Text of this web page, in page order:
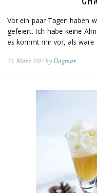
Vor ein paar Tagen haben
gefeiert. Ich habe keine
es kommt mir vor, als
23. März 2017 byDagmar